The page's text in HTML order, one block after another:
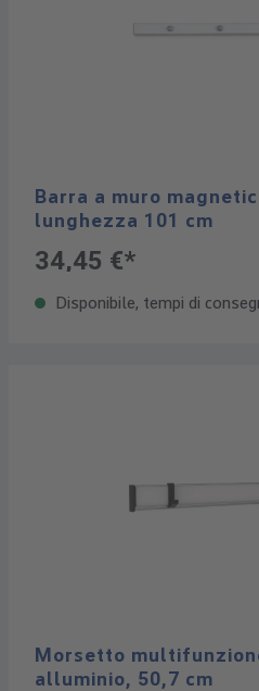
Barra a muro
lunghezza 101 cm
34,45 €*
Disponibile, tempi di
Morsetto
alluminio, 50,7 cm